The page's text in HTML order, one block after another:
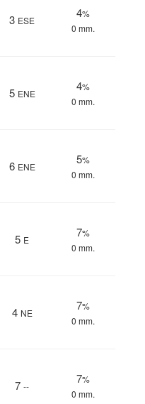
3 ESE
4%
0 mm.
5 ENE
4%
0 mm.
6 ENE
5%
0 mm.
5 E
7%
0 mm.
4 NE
7%
0 mm.
7 --
7%
0 mm.